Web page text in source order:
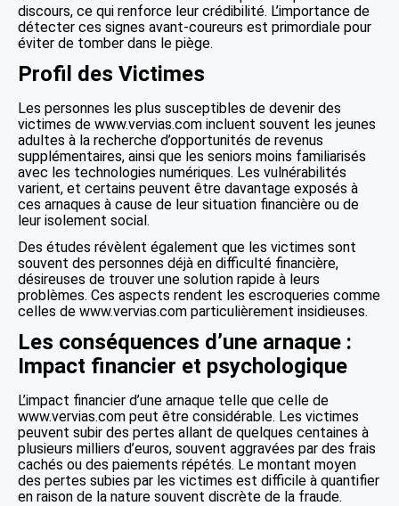
discours, ce qui renforce leur crédibilité. L’importance de
détecter ces signes avant-coureurs est primordiale pour
éviter de tomber dans le piège.
Profil des Victimes
Les personnes les plus susceptibles de devenir des
victimes de www.vervias.com incluent souvent les jeunes
adultes à la recherche d’opportunités de revenus
supplémentaires, ainsi que les seniors moins familiarisés
avec les technologies numériques. Les vulnérabilités
varient, et certains peuvent être davantage exposés à
ces arnaques à cause de leur situation financière ou de
leur isolement social.
Des études révèlent également que les victimes sont
souvent des personnes déjà en difficulté financière,
désireuses de trouver une solution rapide à leurs
problèmes. Ces aspects rendent les escroqueries comme
celles de www.vervias.com particulièrement insidieuses.
Les conséquences d’une arnaque :
Impact financier et psychologique
L’impact financier d’une arnaque telle que celle de
www.vervias.com peut être considérable. Les victimes
peuvent subir des pertes allant de quelques centaines à
plusieurs milliers d’euros, souvent aggravées par des frais
cachés ou des paiements répétés. Le montant moyen
des pertes subies par les victimes est difficile à quantifier
en raison de la nature souvent discrète de la fraude.